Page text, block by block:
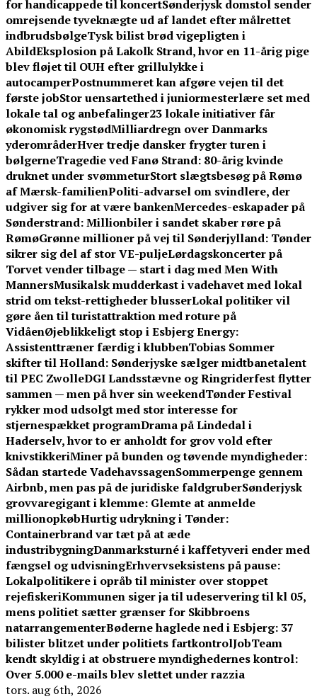
for handicappede til koncertSønderjysk domstol sender
omrejsende tyveknægte ud af landet efter målrettet
indbrudsbølgeTysk bilist brød vigepligten i
AbildEksplosion på Lakolk Strand, hvor en 11-årig pige
blev fløjet til OUH efter grillulykke i
autocamperPostnummeret kan afgøre vejen til det
første jobStor uensartethed i juniormesterlære set med
lokale tal og anbefalinger23 lokale initiativer får
økonomisk rygstødMilliardregn over Danmarks
yderområderHver tredje dansker frygter turen i
bølgerneTragedie ved Fanø Strand: 80-årig kvinde
druknet under svømmeturStort slægtsbesøg på Rømø
af Mærsk-familienPoliti-advarsel om svindlere, der
udgiver sig for at være bankenMercedes-eskapader på
Sønderstrand: Millionbiler i sandet skaber røre på
RømøGrønne millioner på vej til Sønderjylland: Tønder
sikrer sig del af stor VE-puljeLørdagskoncerter på
Torvet vender tilbage — start i dag med Men With
MannersMusikalsk mudderkast i vadehavet med lokal
strid om tekst-rettigheder blusserLokal politiker vil
gøre åen til turistattraktion med roture på
VidåenØjeblikkeligt stop i Esbjerg Energy:
Assistenttræner færdig i klubbenTobias Sommer
skifter til Holland: Sønderjyske sælger midtbanetalent
til PEC ZwolleDGI Landsstævne og Ringriderfest flytter
sammen — men på hver sin weekendTønder Festival
rykker mod udsolgt med stor interesse for
stjernespækket programDrama på Lindedal i
Haderselv, hvor to er anholdt for grov vold efter
knivstikkeriMiner på bunden og tøvende myndigheder:
Sådan startede VadehavssagenSommerpenge gennem
Airbnb, men pas på de juridiske faldgruberSønderjysk
grovvaregigant i klemme: Glemte at anmelde
millionopkøbHurtig udrykning i Tønder:
Containerbrand var tæt på at æde
industribygningDanmarksturné i kaffetyveri ender med
fængsel og udvisningErhvervseksistens på pause:
Lokalpolitikere i opråb til minister over stoppet
rejefiskeriKommunen siger ja til udeservering til kl 05,
mens politiet sætter grænser for Skibbroens
natarrangementerBøderne haglede ned i Esbjerg: 37
bilister blitzet under politiets fartkontrolJobTeam
kendt skyldig i at obstruere myndighedernes kontrol:
Over 5.000 e-mails blev slettet under razzia
tors. aug 6th, 2026